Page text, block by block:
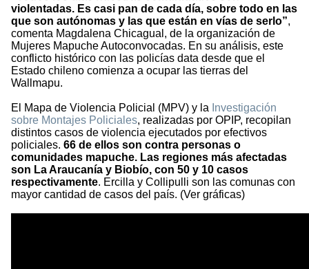
violentadas. Es casi pan de cada día, sobre todo en las
que son autónomas y las que están en vías de serlo”,
comenta Magdalena Chicagual, de la organización de
Mujeres Mapuche Autoconvocadas. En su análisis, este
conflicto histórico con las policías data desde que el
Estado chileno comienza a ocupar las tierras del
Wallmapu.
El Mapa de Violencia Policial (MPV) y la Investigación
sobre Montajes Policiales, realizadas por OPIP, recopilan
distintos casos de violencia ejecutados por efectivos
policiales. 66 de ellos son contra personas o
comunidades mapuche. Las regiones más afectadas
son La Araucanía y Biobío, con 50 y 10 casos
respectivamente. Ercilla y Collipulli son las comunas con
mayor cantidad de casos del país. (Ver gráficas)